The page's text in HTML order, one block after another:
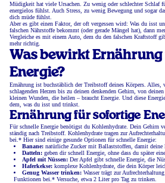
Müdigkeit hat viele Ursachen. Zu wenig oder schlechter Schlaf
energielos fühlst. Auch Stress, zu wenig Bewegung und sogar
dich müde fühlst.
Aber es gibt einen Faktor, der oft vergessen wird: Was du isst
falschen Nährstoffe bekommt (oder gerade Mängel hat), dann
Vergleiche es mit einem Auto, dem du den falschen Kraftstoff
mehr richtig.
Was bewirkt Ernährung
Energie?
Ernährung ist buchstäblich der Treibstoff deines Körpers. Alles,
schlagenden Herzen bis zu deinen denkenden Gehirn, von
kleinen Wunden, die heilen – braucht Energie. Und diese
dem, was du isst und trinkst.
Ernährung für sofortige
Für schnelle Energie benötigst du Kohlenhydrate. Dein Gehirn
ständig nach Treibstoff. Kohlenhydrate tragen zur
bei.* Hier sind einige gesunde Optionen für schnelle Energie:
Banane: natürliche Zucker mit Ballaststoffen, damit deine
Datteln: geben dir schnell Energie, ohne dass du später
Apfel mit Nüssen: Der Apfel gibt schnelle Energie, die
Haferkekse: komplexe Kohlenhydrate, die dein Körper
Genug Wasser trinken: Wasser trägt zur
Funktionen bei.* Versuche, etwa 2 Liter pro Tag zu trinken.